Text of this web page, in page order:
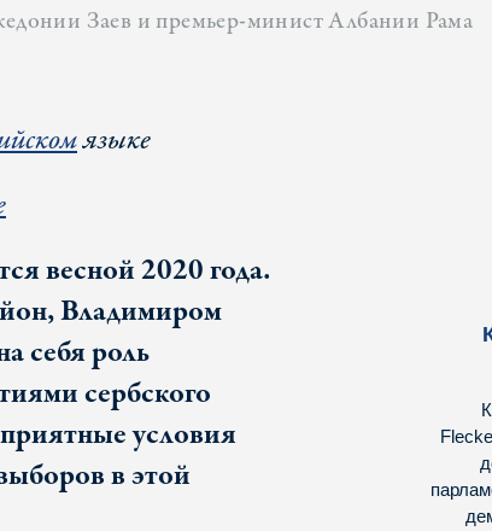
Заев и премьер-минист Албании Рама
языке
весной 2020 года.
Владимиром
себя роль
сербского
условия
в этой